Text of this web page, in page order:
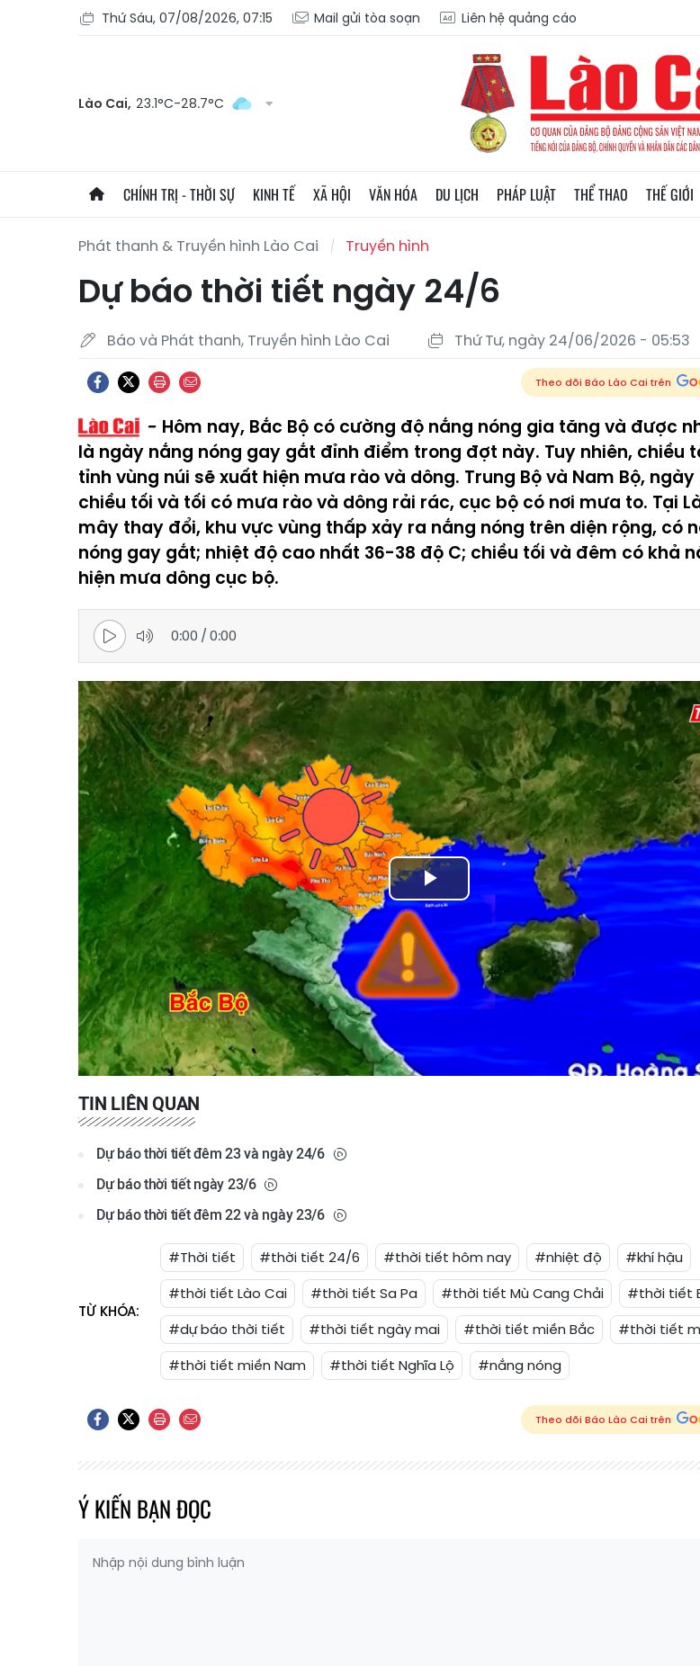
Thứ Sáu, 07/08/2026, 07:15 Mail gửi tòa soạn Liên hệ quảng cáo
Lào Cai, 23.1°C-28.7°C
CHÍNH TRỊ - THỜI SỰ KINH TẾ XÃ HỘI VĂN HÓA DU LỊCH PHÁP LUẬT THỂ THAO THẾ GIỚI
Phát thanh & Truyền hình Lào Cai Truyền hình
Dự báo thời tiết ngày 24/6
Báo và Phát thanh, Truyền hình Lào Cai Thứ Tư, ngày 24/06/2026 - 05:53
Theo dõi Báo Lào Cai trên
Hôm nay, Bắc Bộ có cường độ nắng nóng gia tăng và được
là ngày nắng nóng gay gắt đỉnh điểm trong đợt này. Tuy nhiên, chiều
tỉnh vùng núi sẽ xuất hiện mưa rào và dông. Trung Bộ và Nam Bộ, ngày
chiều tối và tối có mưa rào và dông rải rác, cục bộ có nơi mưa to. Tại
mây thay đổi, khu vực vùng thấp xảy ra nắng nóng trên diện rộng, có
nóng gay gắt; nhiệt độ cao nhất 36-38 độ C; chiều tối và đêm có khả
hiện mưa dông cục bộ.
0:00 /0:00
Play
Video
TIN LIÊN QUAN
Dự báo thời tiết đêm 23 và ngày 24/6
Dự báo thời tiết ngày 23/6
Dự báo thời tiết đêm 22 và ngày 23/6
TỪ KHÓA:
#Thời tiết #thời tiết 24/6 #thời tiết hôm nay #nhiệt độ
#khí hậu
#thời tiết Lào Cai
#thời tiết Sa Pa #thời tiết Mù Cang Chải
#thời tiết
#dự báo thời tiết
#thời tiết ngày mai #thời tiết miền Bắc
#thời tiết
#thời tiết miền Nam
#thời tiết Nghĩa Lộ #nắng nóng
Theo dõi Báo Lào Cai trên
Ý KIẾN BẠN ĐỌC